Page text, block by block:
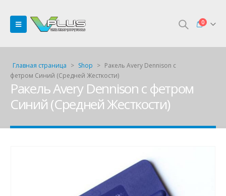
0
Главная страница > Shop > Ракель Avery Dennison с
фетром Синий (Средней Жесткости)
Ракель Avery Dennison с фетром
Синий (Средней Жесткости)